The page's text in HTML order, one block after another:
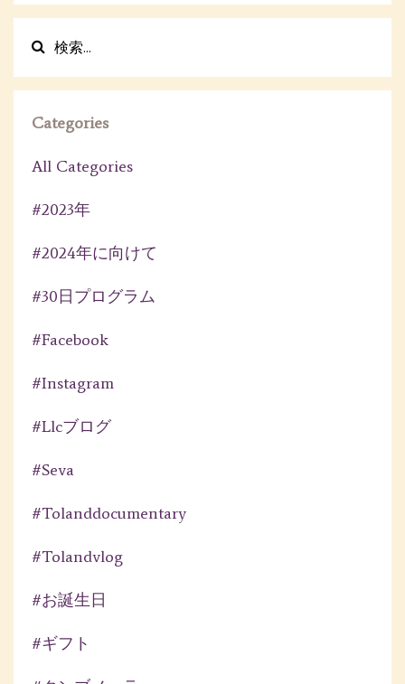
Categories
All Categories
#2023年
#2024年に向けて
#30日プログラム
#facebook
#instagram
#llcブログ
#seva
#tolanddocumentary
#tolandvlog
#お誕生日
#ギフト